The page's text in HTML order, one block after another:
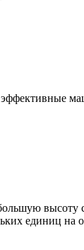
высоту
единиц на